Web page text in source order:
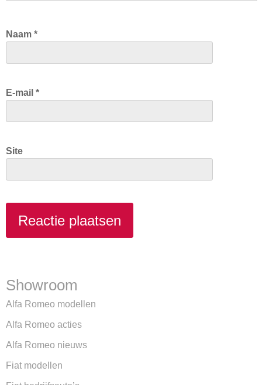
Naam *
E-mail *
Site
Showroom
Alfa Romeo modellen
Alfa Romeo acties
Alfa Romeo nieuws
Fiat modellen